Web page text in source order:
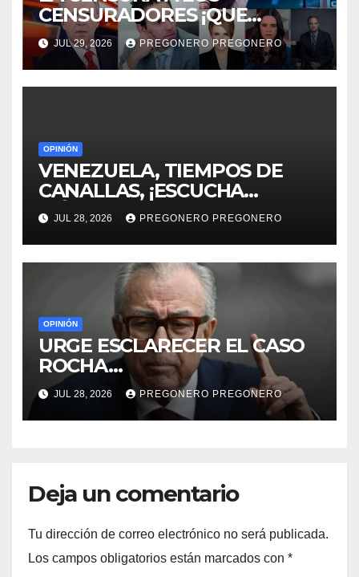
CENSURADORES ¡QUE
HORROR!
JUL 29, 2026 PREGONERO PREGONERO
OPINIÓN
VENEZUELA, TIEMPOS DE
CANALLAS, ¡ESCUCHA
MÉXICO!!
JUL 28, 2026 PREGONERO PREGONERO
OPINIÓN
URGE ESCLARECER EL CASO
ROCHA…
JUL 28, 2026 PREGONERO PREGONERO
Deja un comentario
Tu dirección de correo electrónico no será publicada.
Los campos obligatorios están marcados con *